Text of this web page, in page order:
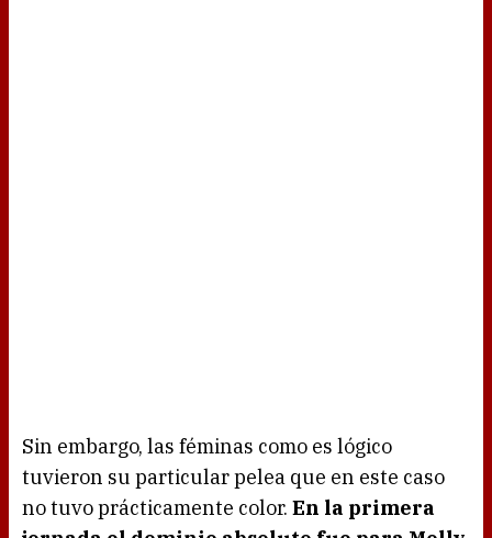
Sin embargo, las féminas como es lógico
tuvieron su particular pelea que en este caso
no tuvo prácticamente color. En la primera